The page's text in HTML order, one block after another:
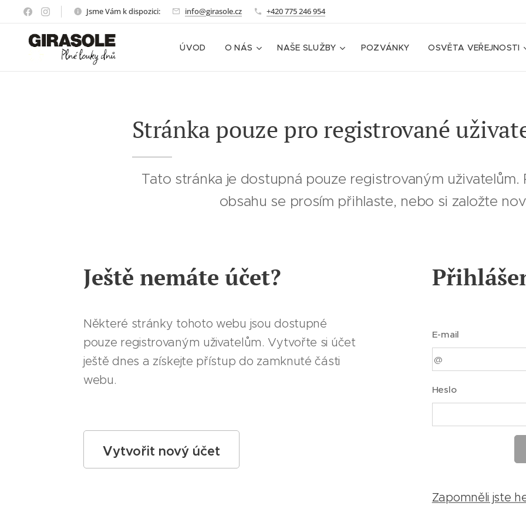
Jsme Vám k dispozici: info@girasole.cz +420 775 246 954
ÚVOD O NÁS NAŠE SLUŽBY POZVÁNKY OSVĚTA VEŘEJNOSTI
Stránka pouze pro registrované
Tato stránka je dostupná pouze registrovaným uživatelům.
obsahu se prosím přihlaste, nebo si založte
Ještě nemáte účet?
Některé stránky tohoto webu jsou dostupné
pouze registrovaným uživatelům. Vytvořte si účet
ještě dnes a získejte přístup do zamknuté části
webu.
Vytvořit nový účet
E-mail
Heslo
Zapomněli jste